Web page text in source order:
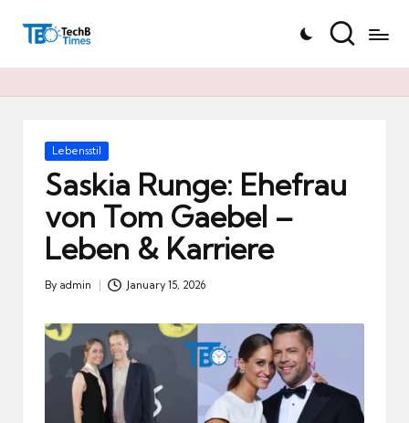
T
h
Posted
Lebensstil
Saskia Runge: Ehefrau
von Tom Gaebel –
Leben & Karriere
Posted
By admin January 15, 2026